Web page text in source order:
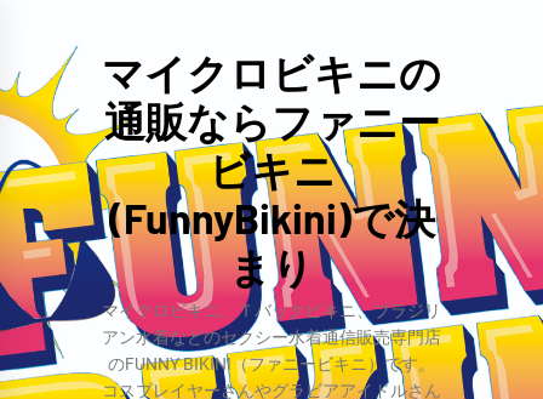
テ
ン
ツ
へ
ッ
プ
マイクロビキニの
通販ならファニー
ビキニ
(FunnyBikini)で決
まり
マイクロビキニ、Ｔバックビキニ、ブラジリ
アン水着などのセクシー水着通信販売専門店
のFUNNY BIKINI（ファニービキニ）です。
コスプレイヤーさんやグラビアアイドルさん